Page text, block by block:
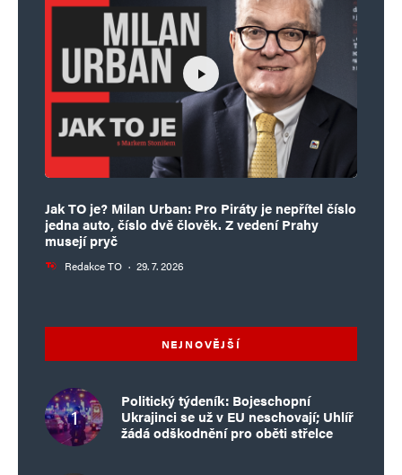
Jak TO je? Milan Urban: Pro Piráty je nepřítel číslo
jedna auto, číslo dvě člověk. Z vedení Prahy
musejí pryč
Redakce TO · 29. 7. 2026
NEJNOVĚJŠÍ
Politický týdeník: Bojeschopní
Ukrajinci se už v EU neschovají; Uhlíř
žádá odškodnění pro oběti střelce